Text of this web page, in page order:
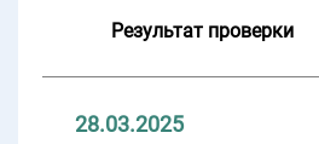
Результат проверки
28.03.2025